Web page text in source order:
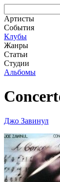
Артисты
События
Клубы
Жанры
Статьи
Студии
Альбомы
Джо Завинул